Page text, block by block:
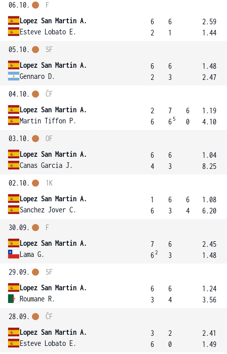
06.10.
Lopez San Martin A.
Esteve Lobato E.
F
6
2
6
1
2.59
1.44
05.10.
Lopez San Martin A.
Gennaro D.
SF
6
2
6
3
1.48
2.47
04.10.
Lopez San Martin A.
Martin Tiffon P.
ČF
2
6
7
6 5
6
0
1.19
4.10
03.10.
Lopez San Martin A.
Canas Garcia J.
OF
6
4
6
3
1.04
8.25
02.10.
Lopez San Martin A.
Sanchez Jover C.
1K
1
6
6
3
6
4
1.08
6.20
30.09.
Lopez San Martin A.
Lama G.
F
7
62
6
3
2.45
1.48
29.09.
Lopez San Martin A.
Roumane R.
SF
6
3
6
4
1.24
3.56
28.09.
Lopez San Martin A.
Esteve Lobato E.
ČF
3
6
2
0
2.41
1.49